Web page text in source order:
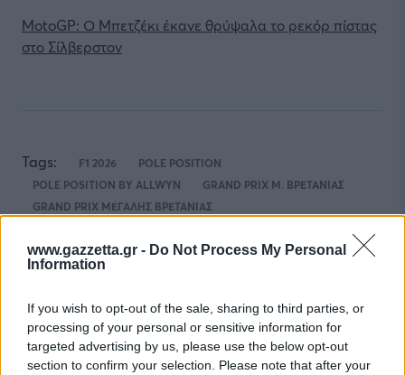
www.gazzetta.gr - Do Not Process My Personal
Information
If you wish to opt-out of the sale, sharing to third parties, or
processing of your personal or sensitive information for
targeted advertising by us, please use the below opt-out
section to confirm your selection. Please note that after your
MotoGP: Ο Μπετζέκι έκανε θρύψαλα το ρεκόρ πίστας
στο Σίλβερστον
Tags: F1 2026
POLE POSITION
POLE POSITION BY ALLWYN
GRAND PRIX Μ. ΒΡΕΤΑΝΙΑΣ
GRAND PRIX ΜΕΓΑΛΗΣ ΒΡΕΤΑΝΙΑΣ
RELATED NEWS